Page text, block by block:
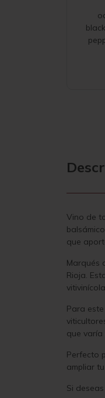
Vino de
que
Marqués
Rioja.
Para
que varía
Perfecto
ampliar
Si